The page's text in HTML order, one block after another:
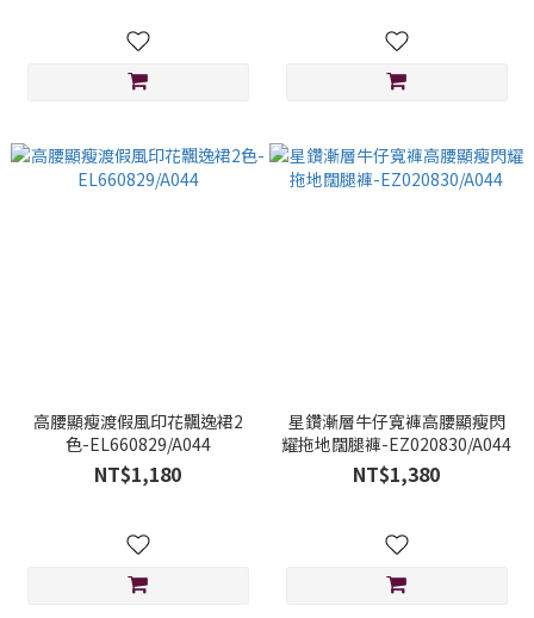
高腰顯瘦渡假風印花飄逸裙2
色-EL660829/A044
NT$1,180
星鑽漸層牛仔寬褲高腰顯瘦閃
耀拖地闊腿褲-EZ020830/A044
NT$1,380